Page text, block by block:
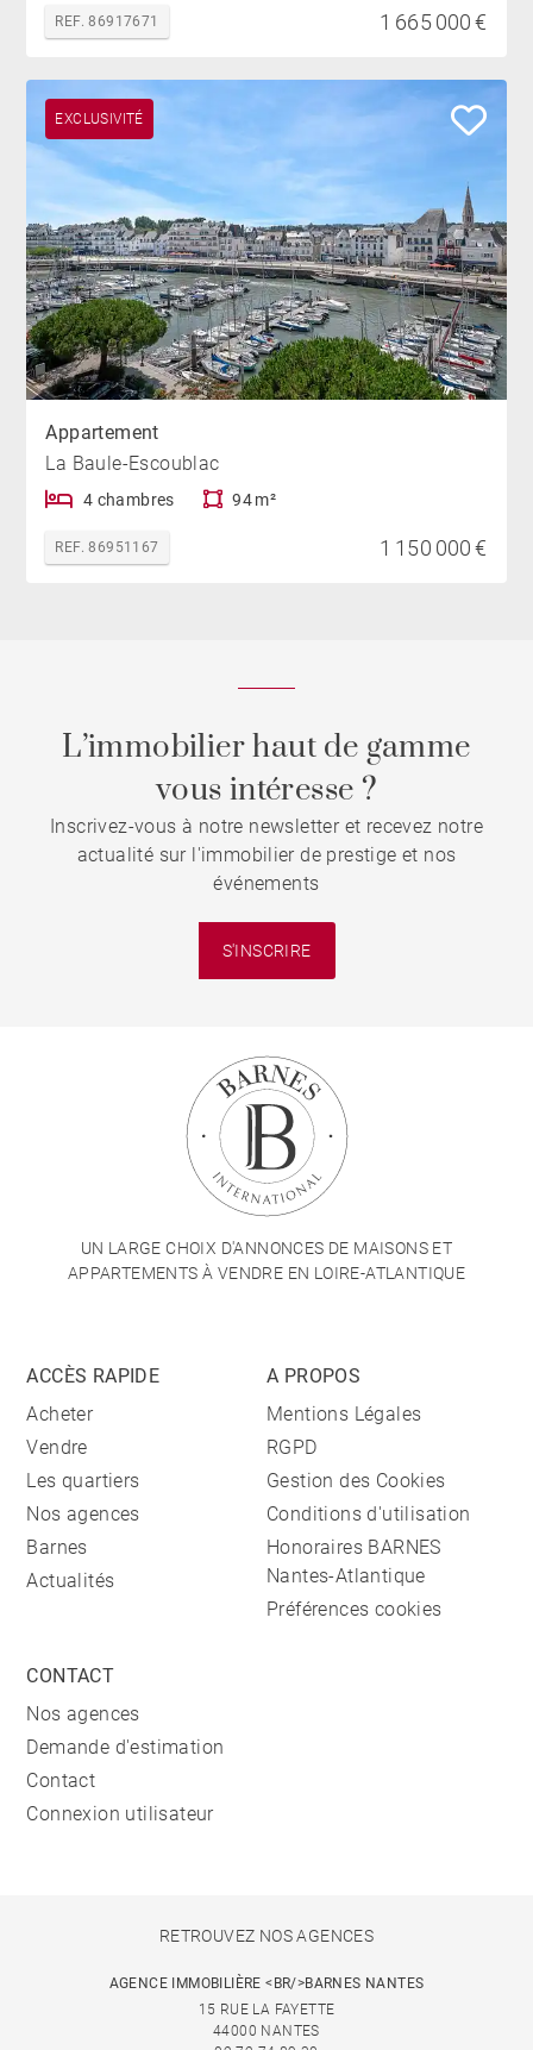
REF. 86917671 1 665 000 €
EXCLUSIVITÉ
Appartement
La Baule-Escoublac
4 chambres 94 m²
REF. 86951167 1 150 000 €
L’immobilier haut de gamme
vous intéresse ?
Inscrivez-vous à notre newsletter et recevez notre
actualité sur l'immobilier de prestige et nos
événements
S'INSCRIRE
UN LARGE CHOIX D'ANNONCES DE MAISONS ET
APPARTEMENTS À VENDRE EN LOIRE-ATLANTIQUE
ACCÈS RAPIDE
Acheter
Vendre
Les quartiers
Nos agences
Barnes
Actualités
A PROPOS
Mentions Légales
RGPD
Gestion des Cookies
Conditions d'utilisation
Honoraires BARNES
Nantes-Atlantique
Préférences cookies
CONTACT
Nos agences
Demande d'estimation
Contact
Connexion utilisateur
RETROUVEZ NOS AGENCES
AGENCE IMMOBILIÈRE <BR/>BARNES NANTES
15 RUE LA FAYETTE
44000 NANTES